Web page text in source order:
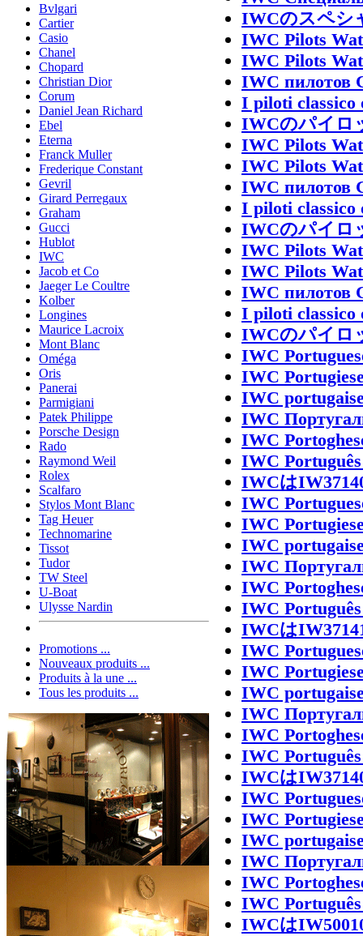
Bvlgari
Cartier
Casio
Chanel
Chopard
Christian Dior
Corum
Daniel Jean Richard
Ebel
Eterna
Franck Muller
Frederique Constant
Gevril
Girard Perregaux
Graham
Gucci
Hublot
IWC
Jacob et Co
Jaeger Le Coultre
Kolber
Longines
Maurice Lacroix
Mont Blanc
Oméga
Oris
Panerai
Parmigiani
Patek Philippe
Porsche Design
Rado
Raymond Weil
Rolex
Scalfaro
Stylos Mont Blanc
Tag Heuer
Technomarine
Tissot
Tudor
TW Steel
U-Boat
Ulysse Nardin
Promotions ...
Nouveaux produits ...
Produits à la une ...
Tous les produits ...
IWCのスペシ
IWC Pilots
IWC Pilots
IWC пилотов
I piloti classico
IWCのパイロ
IWC Pilots
IWC Pilots
IWC пилотов
I piloti classico
IWCのパイロ
IWC Pilots
IWC Pilots
IWC пилотов
I piloti classico
IWCのパイロ
IWC
IWC
IWC
IWC
IWC
IWC
IWCは
IWC
IWC
IWC
IWC
IWC
IWC
IWCは
IWC
IWC
IWC
IWC
IWC
IWC
IWCは
IWC
IWC
IWC
IWC
IWC
IWC
IWCは